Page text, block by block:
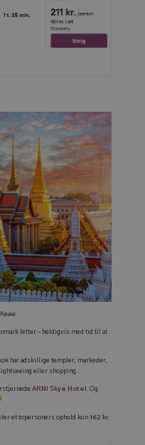
letter – heldigvis med tid til at
har adskillige templer, markeder,
eller shopping.
ARNI Skye Hotel. Og
et topersoners ophold kun162 kr.